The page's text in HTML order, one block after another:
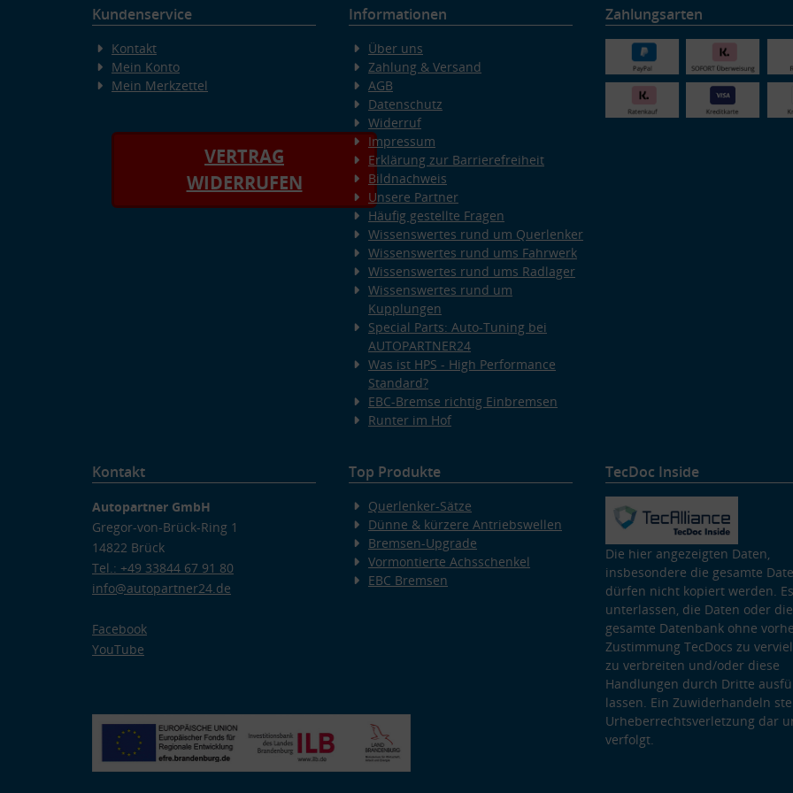
Kundenservice
Kontakt
Mein Konto
Mein Merkzettel
VERTRAG
WIDERRUFEN
Informationen
Über uns
Zahlung & Versand
AGB
Datenschutz
Widerruf
Impressum
Erklärung zur Barrierefreiheit
Bildnachweis
Unsere Partner
Häufig gestellte Fragen
Wissenswertes rund um Querlenker
Wissenswertes rund ums Fahrwerk
Wissenswertes rund ums Radlager
Wissenswertes rund um
Kupplungen
Special Parts: Auto-Tuning bei
AUTOPARTNER24
Was ist HPS - High Performance
Standard?
EBC-Bremse richtig Einbremsen
Runter im Hof
Zahlungsarten
Kontakt
Autopartner GmbH
Gregor-von-Brück-Ring 1
14822 Brück
Tel.: +49 33844 67 91 80
info@autopartner24.de
Facebook
YouTube
Top Produkte
Querlenker-Sätze
Dünne & kürzere Antriebswellen
Bremsen-Upgrade
Vormontierte Achsschenkel
EBC Bremsen
TecDoc Inside
Die hier angezeigten Daten,
insbesondere die gesamte
dürfen nicht kopiert werden.
unterlassen, die Daten oder die
gesamte Datenbank ohne
Zustimmung TecDocs zu
zu verbreiten und/oder diese
Handlungen durch Dritte
lassen. Ein Zuwiderhandeln
Urheberrechtsverletzung dar
verfolgt.